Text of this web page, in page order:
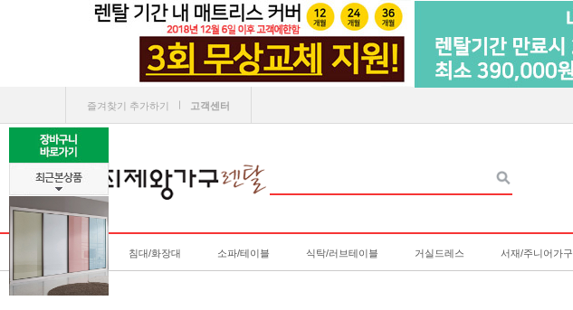
즐겨찾기 추가하기 ㅣ 고객센터
침대/화장대 소파/테이블 식탁/러브테이블 거실드레스 서재/주니어가구